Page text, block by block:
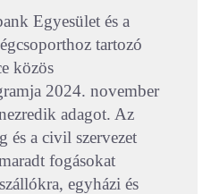
Egyesület és a
tartozó
közös
2024. november
adagot. Az
és a civil szervezet
fogásokat
egyházi és